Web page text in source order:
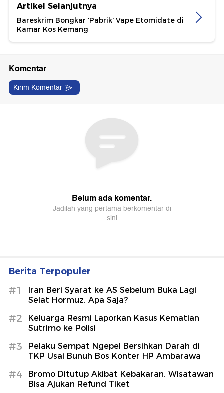
Artikel Selanjutnya
Bareskrim Bongkar 'Pabrik' Vape Etomidate di
Kamar Kos Kemang
Berita Terpopuler
#1
Iran Beri Syarat ke AS Sebelum Buka Lagi
Selat Hormuz, Apa Saja?
#2
Keluarga Resmi Laporkan Kasus Kematian
Sutrimo ke Polisi
#3
Pelaku Sempat Ngepel Bersihkan Darah di
TKP Usai Bunuh Bos Konter HP Ambarawa
#4
Bromo Ditutup Akibat Kebakaran, Wisatawan
Bisa Ajukan Refund Tiket